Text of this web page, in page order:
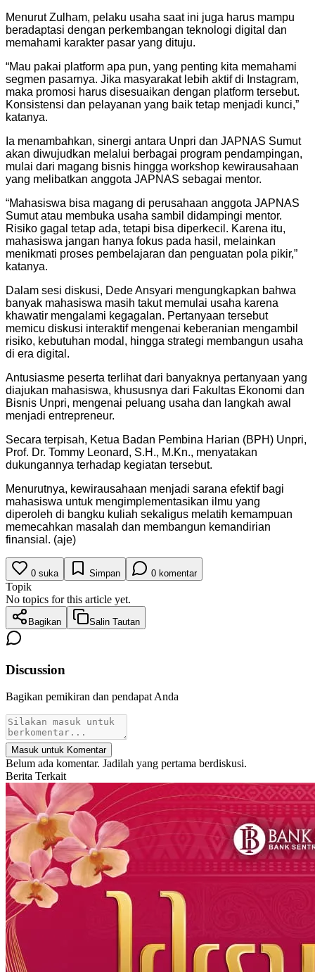
Menurut Zulham, pelaku usaha saat ini juga harus mampu
beradaptasi dengan perkembangan teknologi digital dan
memahami karakter pasar yang dituju.
“Mau pakai platform apa pun, yang penting kita memahami
segmen pasarnya. Jika masyarakat lebih aktif di Instagram,
maka promosi harus disesuaikan dengan platform tersebut.
Konsistensi dan pelayanan yang baik tetap menjadi kunci,”
katanya.
Ia menambahkan, sinergi antara Unpri dan JAPNAS Sumut
akan diwujudkan melalui berbagai program pendampingan,
mulai dari magang bisnis hingga workshop kewirausahaan
yang melibatkan anggota JAPNAS sebagai mentor.
“Mahasiswa bisa magang di perusahaan anggota JAPNAS
Sumut atau membuka usaha sambil didampingi mentor.
Risiko gagal tetap ada, tetapi bisa diperkecil. Karena itu,
mahasiswa jangan hanya fokus pada hasil, melainkan
menikmati proses pembelajaran dan penguatan pola pikir,”
katanya.
Dalam sesi diskusi, Dede Ansyari mengungkapkan bahwa
banyak mahasiswa masih takut memulai usaha karena
khawatir mengalami kegagalan. Pertanyaan tersebut
memicu diskusi interaktif mengenai keberanian mengambil
risiko, kebutuhan modal, hingga strategi membangun usaha
di era digital.
Antusiasme peserta terlihat dari banyaknya pertanyaan yang
diajukan mahasiswa, khususnya dari Fakultas Ekonomi dan
Bisnis Unpri, mengenai peluang usaha dan langkah awal
menjadi entrepreneur.
Secara terpisah, Ketua Badan Pembina Harian (BPH) Unpri,
Prof. Dr. Tommy Leonard, S.H., M.Kn., menyatakan
dukungannya terhadap kegiatan tersebut.
Menurutnya, kewirausahaan menjadi sarana efektif bagi
mahasiswa untuk mengimplementasikan ilmu yang
diperoleh di bangku kuliah sekaligus melatih kemampuan
memecahkan masalah dan membangun kemandirian
finansial. (aje)
0 suka Simpan 0 komentar
Topik
No topics for this article yet.
Bagikan Salin Tautan
Discussion
Bagikan pemikiran dan pendapat Anda
Masuk untuk Komentar
Belum ada komentar. Jadilah yang pertama berdiskusi.
Berita Terkait